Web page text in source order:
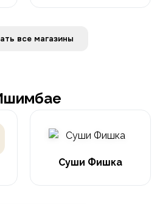
Показать все магазины
Суши Фишка